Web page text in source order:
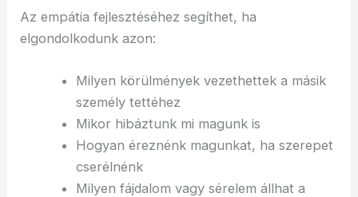
Az empátia fejlesztéséhez segíthet, ha
elgondolkodunk azon:
Milyen körülmények vezethettek a másik
személy tettéhez
Mikor hibáztunk mi magunk is
Hogyan éreznénk magunkat, ha szerepet
cserélnénk
Milyen fájdalom vagy sérelem állhat a